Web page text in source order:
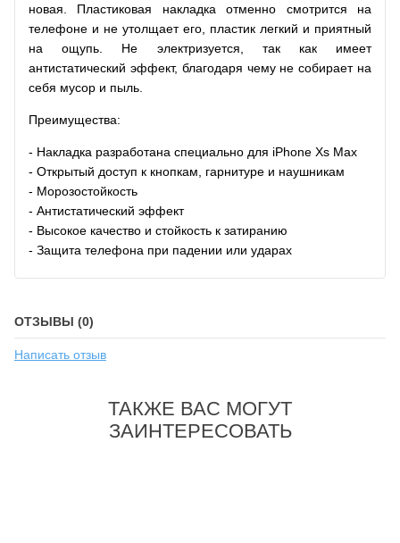
новая. Пластиковая накладка отменно смотрится на
телефоне и не утолщает его, пластик легкий и приятный
на ощупь. Не электризуется, так как имеет
антистатический эффект, благодаря чему не собирает на
себя мусор и пыль.
Преимущества:
- Накладка разработана специально для iPhone Xs Max
- Открытый доступ к кнопкам, гарнитуре и наушникам
- Морозостойкость
- Антистатический эффект
- Высокое качество и стойкость к затиранию
- Защита телефона при падении или ударах
ОТЗЫВЫ (0)
Написать отзыв
ТАКЖЕ ВАС МОГУТ
ЗАИНТЕРЕСОВАТЬ